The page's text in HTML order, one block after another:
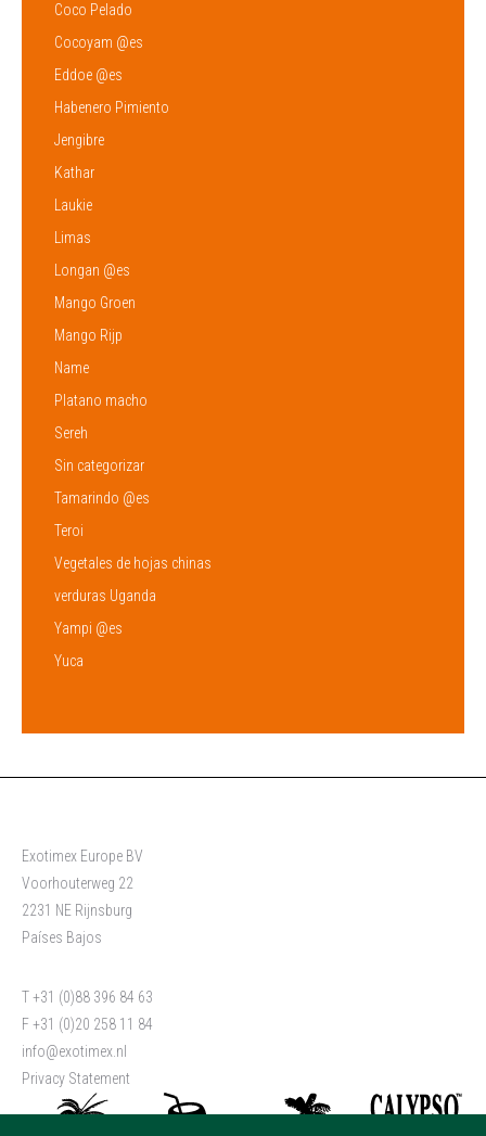
Coco Pelado
Cocoyam @es
Eddoe @es
Habenero Pimiento
Jengibre
Kathar
Laukie
Limas
Longan @es
Mango Groen
Mango Rijp
Name
Platano macho
Sereh
Sin categorizar
Tamarindo @es
Teroi
Vegetales de hojas chinas
verduras Uganda
Yampi @es
Yuca
Exotimex Europe BV
Voorhouterweg 22
2231 NE Rijnsburg
Países Bajos
T +31 (0)88 396 84 63
F +31 (0)20 258 11 84
info@exotimex.nl
Privacy Statement